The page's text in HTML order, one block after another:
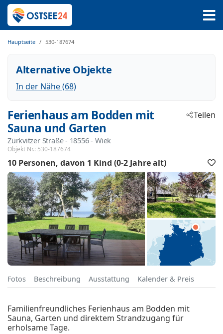
Hauptseite 530-187674
Alternative Objekte
In der Nähe (68)
Ferienhaus am Bodden mit
Sauna und Garten
Zürkvitzer Straße - 18556 - Wiek
Objekt Nr.: 530-187674
Teilen
10 Personen davon 1 Kind (0-2 Jahre alt)
Fotos Beschreibung Ausstattung Kalender & Preis
Familienfreundliches Ferienhaus am Bodden mit
Sauna, Garten und direktem Strandzugang für
erholsame Tage.